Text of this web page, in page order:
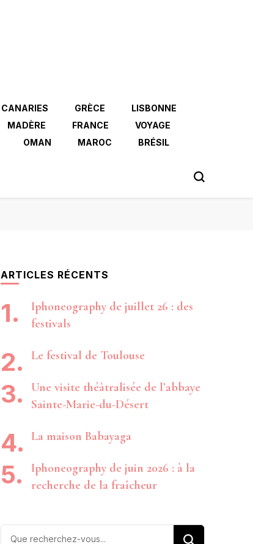
CANARIES GRÈCE
LISBONNE
MADÈRE FRANCE
VOYAGE
OMAN MAROC
BRÉSIL
ARTICLES RÉCENTS
Iphoneography de juillet 26 : des
festivals
Le festival de Toulouse
Une visite théâtralisée de l’abbaye
Sainte-Marie-du-Désert
La maison Babayaga
Iphoneography de juin 2026 : à la
recherche de la fraîcheur
Vous